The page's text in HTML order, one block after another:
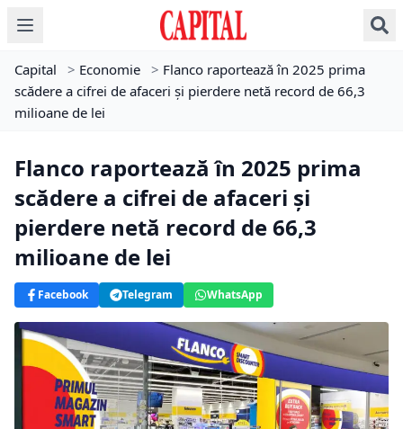
Capital > Economie > Flanco raportează în 2025 prima
scădere a cifrei de afaceri și pierdere netă record de 66,3
milioane de lei
Flanco raportează în 2025 prima
scădere a cifrei de afaceri și
pierdere netă record de 66,3
milioane de lei
Facebook Telegram WhatsApp